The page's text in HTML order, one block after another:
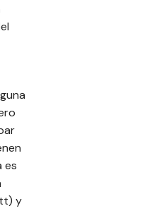
es
y